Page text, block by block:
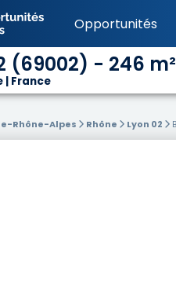
Opportunités
(69002) - 246
| France
Rhône-Alpes Rhône Lyon 02